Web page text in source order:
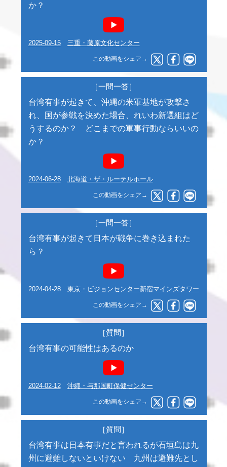
か？
2025-09-15 三重・藤原文化センター
この動画をシェア→
［一問一答］
台湾有事が起きて、沖縄の米軍基地が攻撃さ
れ、国が参戦を決めた場合、れいわ新選組はど
うするのか？ どこまでの軍事行動ならいいの
か？
2024-06-28 北海道・ザ・ルーテルホール
この動画をシェア→
［一問一答］
台湾有事が起きて日本が戦争に巻き込まれた
ら？
2024-04-28 東京・ビジョンセンター新宿マインズタワー
この動画をシェア→
［質問］
台湾有事の可能性はあるのか
2024-02-12 沖縄・与那国町保健センター
この動画をシェア→
［質問］
台湾有事は日本有事だと言われるが石垣島は九
州に避難しないといけない 九州は避難先とし